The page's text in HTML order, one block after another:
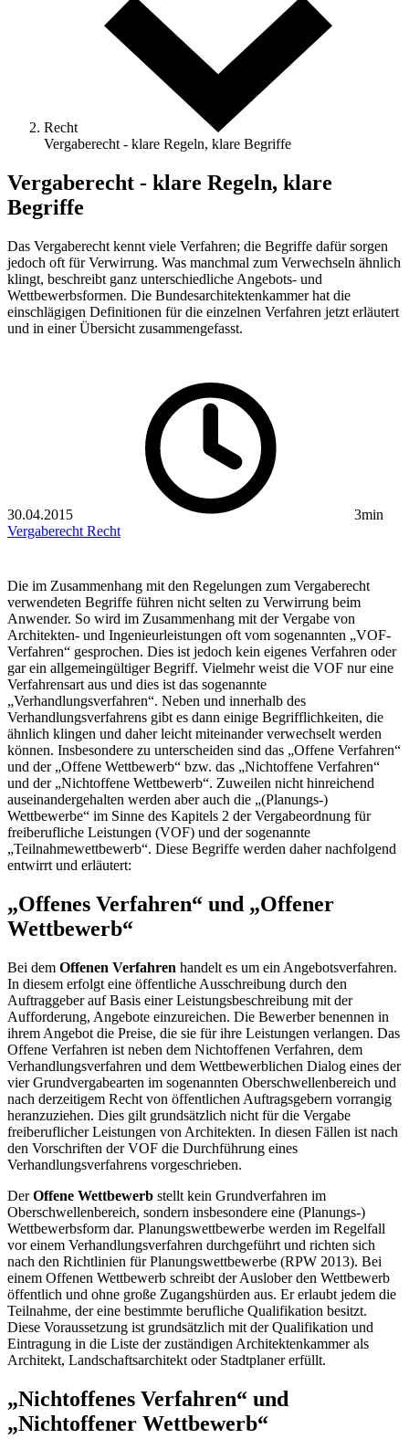
Recht
Vergaberecht - klare Regeln, klare Begriffe
Vergaberecht - klare Regeln, klare
Begriffe
Das Vergaberecht kennt viele Verfahren; die Begriffe dafür sorgen
jedoch oft für Verwirrung. Was manchmal zum Verwechseln ähnlich
klingt, beschreibt ganz unterschiedliche Angebots- und
Wettbewerbsformen. Die Bundesarchitektenkammer hat die
einschlägigen Definitionen für die einzelnen Verfahren jetzt erläutert
und in einer Übersicht zusammengefasst.
30.04.2015
3min
Vergaberecht Recht
Die im Zusammenhang mit den Regelungen zum Vergaberecht
verwendeten Begriffe führen nicht selten zu Verwirrung beim
Anwender. So wird im Zusammenhang mit der Vergabe von
Architekten- und Ingenieurleistungen oft vom sogenannten „VOF-
Verfahren“ gesprochen. Dies ist jedoch kein eigenes Verfahren oder
gar ein allgemeingültiger Begriff. Vielmehr weist die VOF nur eine
Verfahrensart aus und dies ist das sogenannte
„Verhandlungsverfahren“. Neben und innerhalb des
Verhandlungsverfahrens gibt es dann einige Begrifflichkeiten, die
ähnlich klingen und daher leicht miteinander verwechselt werden
können. Insbesondere zu unterscheiden sind das „Offene Verfahren“
und der „Offene Wettbewerb“ bzw. das „Nichtoffene Verfahren“
und der „Nichtoffene Wettbewerb“. Zuweilen nicht hinreichend
auseinandergehalten werden aber auch die „(Planungs-)
Wettbewerbe“ im Sinne des Kapitels 2 der Vergabeordnung für
freiberufliche Leistungen (VOF) und der sogenannte
„Teilnahmewettbewerb“. Diese Begriffe werden daher nachfolgend
entwirrt und erläutert:
„Offenes Verfahren“ und „Offener
Wettbewerb“
Bei dem Offenen Verfahren handelt es um ein Angebotsverfahren.
In diesem erfolgt eine öffentliche Ausschreibung durch den
Auftraggeber auf Basis einer Leistungsbeschreibung mit der
Aufforderung, Angebote einzureichen. Die Bewerber benennen in
ihrem Angebot die Preise, die sie für ihre Leistungen verlangen. Das
Offene Verfahren ist neben dem Nichtoffenen Verfahren, dem
Verhandlungsverfahren und dem Wettbewerblichen Dialog eines der
vier Grundvergabearten im sogenannten Oberschwellenbereich und
nach derzeitigem Recht von öffentlichen Auftragsgebern vorrangig
heranzuziehen. Dies gilt grundsätzlich nicht für die Vergabe
freiberuflicher Leistungen von Architekten. In diesen Fällen ist nach
den Vorschriften der VOF die Durchführung eines
Verhandlungsverfahrens vorgeschrieben.
DerOffene Wettbewerb stellt kein Grundverfahren im
Oberschwellenbereich, sondern insbesondere eine (Planungs-)
Wettbewerbsform dar. Planungswettbewerbe werden im Regelfall
vor einem Verhandlungsverfahren durchgeführt und richten sich
nach den Richtlinien für Planungswettbewerbe (RPW 2013). Bei
einem Offenen Wettbewerb schreibt der Auslober den Wettbewerb
öffentlich und ohne große Zugangshürden aus. Er erlaubt jedem die
Teilnahme, der eine bestimmte berufliche Qualifikation besitzt.
Diese Voraussetzung ist grundsätzlich mit der Qualifikation und
Eintragung in die Liste der zuständigen Architektenkammer als
Architekt, Landschaftsarchitekt oder Stadtplaner erfüllt.
„Nichtoffenes Verfahren“ und
„Nichtoffener Wettbewerb“